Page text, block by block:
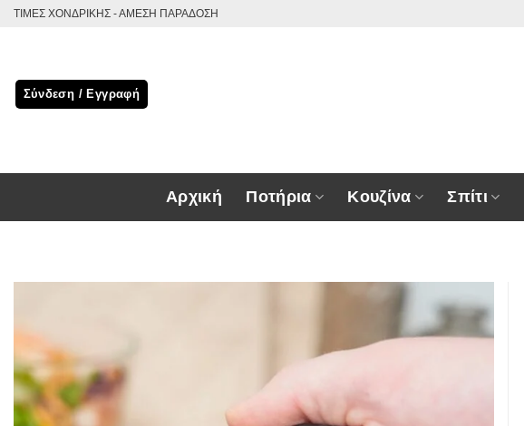
Μετάβαση
ΤΙΜΕΣ ΧΟΝΔΡΙΚΗΣ - ΑΜΕΣΗ ΠΑΡΑΔΟΣΗ
Σύνδεση / Εγγραφή
Αρχική Ποτήρια Κουζίνα Σπίτι